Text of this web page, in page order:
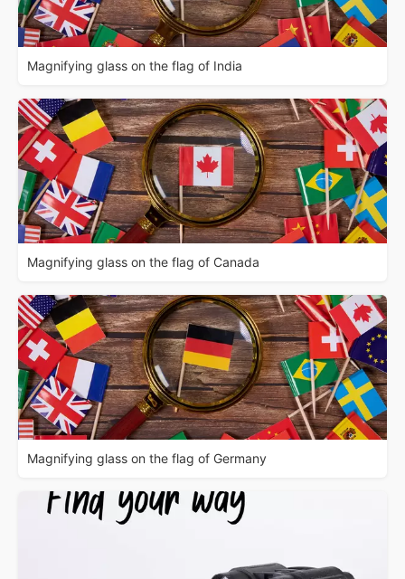
Magnifying glass on the flag of India
Magnifying glass on the flag of Canada
Magnifying glass on the flag of Germany